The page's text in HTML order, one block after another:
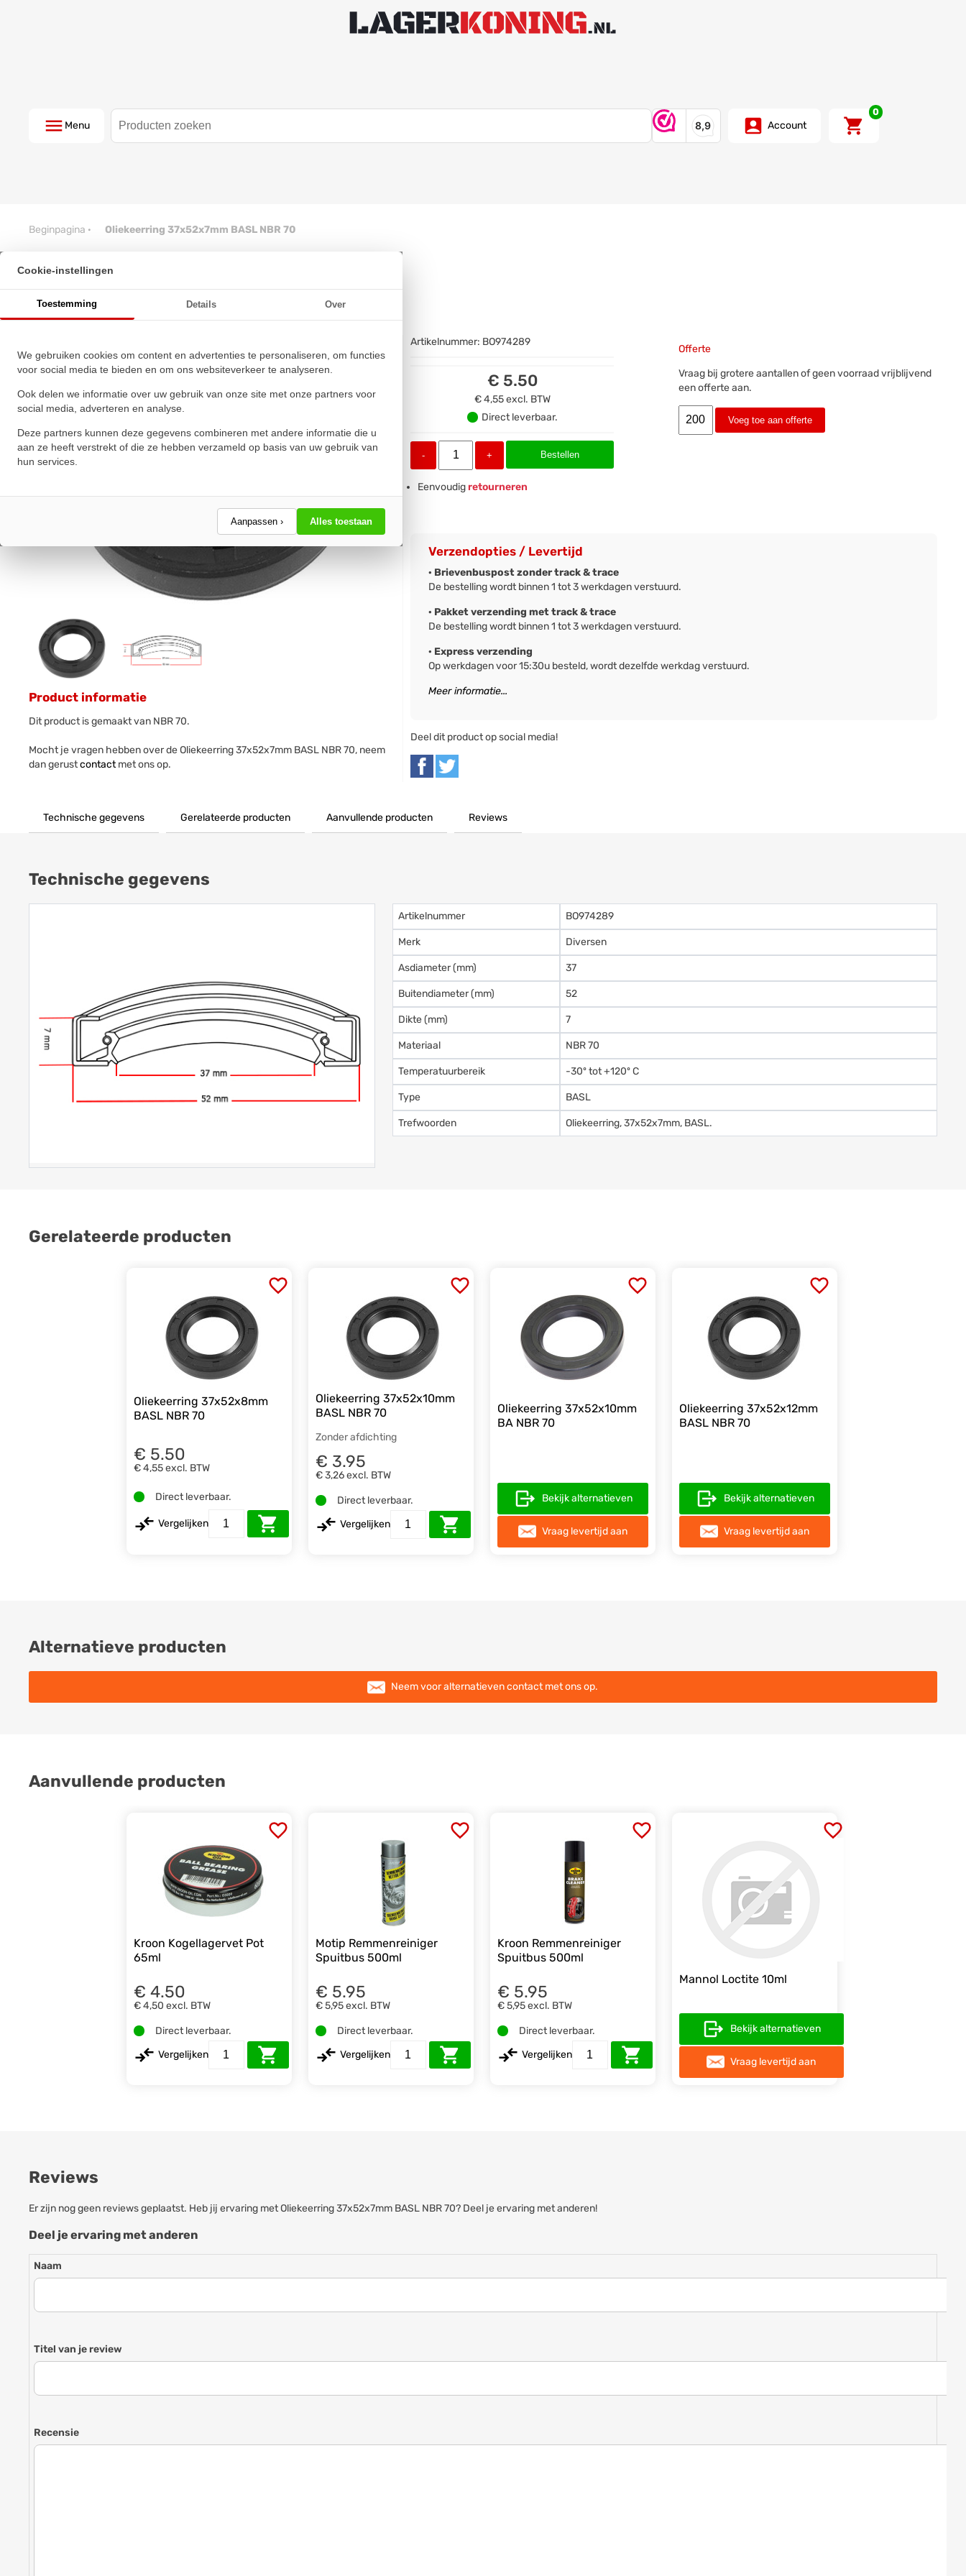
Menu Account
0
Beginpagina · Oliekeerring 37x52x7mm BASL NBR 70
Cookie-instellingen
Toestemming Details Over
We gebruiken cookies om content en advertenties te personaliseren, om functies
voor social media te bieden en om ons websiteverkeer te analyseren.
Ook delen we informatie over uw gebruik van onze site met onze partners voor
social media, adverteren en analyse.
Deze partners kunnen deze gegevens combineren met andere informatie die u
aan ze heeft verstrekt of die ze hebben verzameld op basis van uw gebruik van
hun services.
Aanpassen › Alles toestaan
Oliekeerring 37x52x7mm BASL NBR 70
★★★★★
★★★★★
Product informatie
Dit product is gemaakt van NBR 70.
Mocht je vragen hebben over de Oliekeerring 37x52x7mm BASL NBR 70, neem
dan gerustcontactmet ons op.
Artikelnummer: BO974289
€ 5.50
€ 4,55excl. BTW
Direct leverbaar.
- + Bestellen
Eenvoudigretourneren
Offerte
Vraag bij grotere aantallen of geen voorraad vrijblijvend
een offerte aan.
Voeg toe aan offerte
Verzendopties / Levertijd
· Brievenbuspost zonder track & trace
De bestelling wordt binnen 1 tot 3 werkdagen verstuurd.
· Pakket verzending met track & trace
De bestelling wordt binnen 1 tot 3 werkdagen verstuurd.
· Express verzending
Op werkdagen voor 15:30u besteld, wordt dezelfde werkdag verstuurd.
Meer informatie...
Deel dit product op social media!
Technische gegevens Gerelateerde producten Aanvullende producten Reviews
Technische gegevens
Artikelnummer BO974289
Merk Diversen
Asdiameter (mm) 37
Buitendiameter (mm) 52
Dikte (mm) 7
Materiaal NBR 70
Temperatuurbereik -30º tot +120º C
Type BASL
Trefwoorden Oliekeerring, 37x52x7mm, BASL.
Gerelateerde producten
Oliekeerring 37x52x8mm
BASL NBR 70
€ 5.50
€ 4,55excl. BTW
Direct leverbaar.
Vergelijken
Oliekeerring 37x52x10mm
BASL NBR 70
Zonder afdichting
€ 3.95
€ 3,26excl. BTW
Direct leverbaar.
Vergelijken
Oliekeerring 37x52x10mm
BA NBR 70
Bekijk alternatieven
Vraag levertijd aan
Oliekeerring 37x52x12mm
BASL NBR 70
Bekijk alternatieven
Vraag levertijd aan
Alternatieve producten
Neem voor alternatieven contact met ons op.
Aanvullende producten
Kroon Kogellagervet Pot
65ml
€ 4.50
€ 4,50 excl. BTW
Direct leverbaar.
Vergelijken
Motip Remmenreiniger
Spuitbus 500ml
€ 5.95
€ 5,95excl. BTW
Direct leverbaar.
Vergelijken
Kroon Remmenreiniger
Spuitbus 500ml
€ 5.95
€ 5,95excl. BTW
Direct leverbaar.
Vergelijken
Mannol Loctite 10ml
Bekijk alternatieven
Vraag levertijd aan
Reviews
Er zijn nog geen reviews geplaatst. Heb jij ervaring met Oliekeerring 37x52x7mm BASL NBR 70? Deel je ervaring met anderen!
Deel je ervaring met anderen
Naam
Titel van je review
Recensie